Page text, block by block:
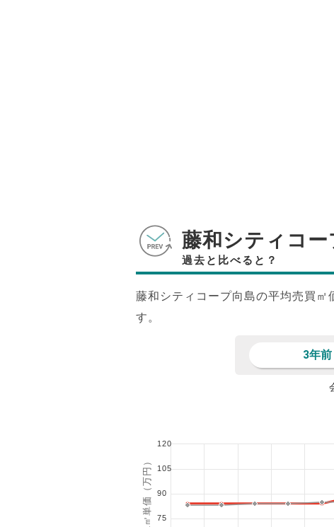
藤和シティコー
過去と比べると？
藤和シティコープ向島の平均売買㎡
す。
3年前
1㎡単価（万円） 75
90
105
120